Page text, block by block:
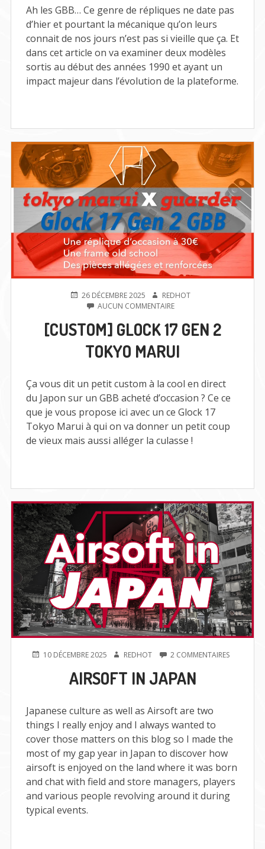
GBB)
Ah les GBB… Ce genre de répliques ne date pas
d’hier et pourtant la mécanique qu’on leurs
connait de nos jours n’est pas si vieille que ça. Et
dans cet article on va examiner deux modèles
sortis au début des années 1990 et ayant un
impact majeur dans l’évolution de la plateforme.
PUBLIÉ26 DÉCEMBRE 2025 AUTEUR
REDHOT
AUCUN COMMENTAIRESUR
GLOCK
GEN
2
MARUI
[CUSTOM] GLOCK 17 GEN 2
TOKYO MARUI
Ça vous dit un petit custom à la cool en direct
du Japon sur un GBB acheté d’occasion ? Ce ce
que je vous propose ici avec un ce Glock 17
Tokyo Marui à qui on va donner un petit coup
de vieux mais aussi alléger la culasse !
PUBLIÉ10 DÉCEMBRE 2025 AUTEUR
REDHOT 2 COMMENTAIRESSUR
AIRSOFT IN JAPAN
Japanese culture as well as Airsoft are two
things I really enjoy and I always wanted to
cover those matters on this blog so I made the
most of my gap year in Japan to discover how
airsoft is enjoyed on the land where it was born
and chat with field and store managers, players
and various people revolving around it during
typical events.